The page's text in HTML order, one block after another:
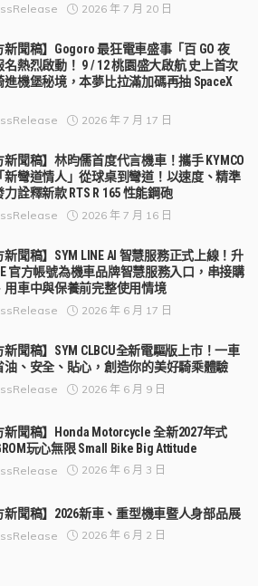
2026 年 7 月 20 日
新聞稿】Gogoro 最狂電車盛事「百 GO 夜
名熱烈啟動！ 9 / 12 桃園盛大啟航 史上首次
進機堡秘境，本夢比拉滿加碼再抽 SpaceX
2026 年 7 月 17 日
新聞稿】林昀儒首度代言機車！攜手 KYMCO
新彎道情人」從球桌到彎道！以速度、精準
詮釋新款 RTS R 165 性能鋼砲
2026 年 7 月 16 日
新聞稿】SYM LINE AI 智慧服務正式上線！升
官方帳號為機車品牌智慧服務入口，串接購
用車中與保養前完整使用情境
2026 年 6 月 17 日
新聞稿】SYM CLBCU全新電驅版上市！一車
油、安全、貼心，創造你的美好騎乘體驗
2026 年 6 月 9 日
新聞稿】Honda Motorcycle 全新2027年式
玩心無限 Small Bike Big Attitude
2026 年 6 月 3 日
新聞稿】2026新車、重型機車暨人身部品展
2026 年 6 月 2 日